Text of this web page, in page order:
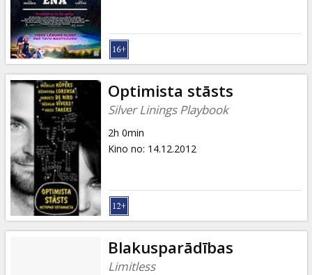
Optimista stāsts
Silver Linings Playbook
2h 0min
Kino no: 14.12.2012
Blakusparādības
Limitless